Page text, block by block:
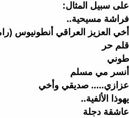
على سبيل المثال:
فراشة مسيحية..
أخي العزيز العراقي أنطونيوس
قلم حر
طوني
أنسر مي مسلم
عزازي..... صديقي وأخي
يهوذا الألفية..
عاشقة دجلة